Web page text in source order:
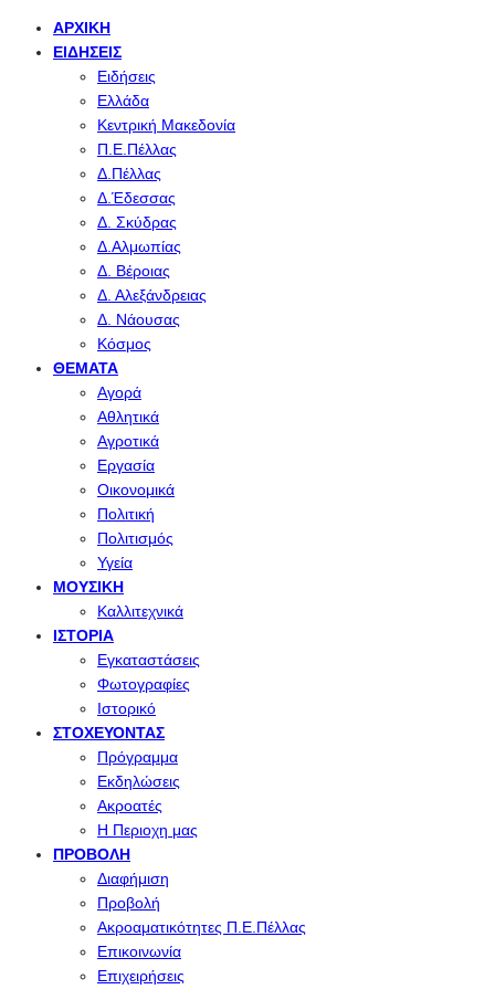
ΑΡΧΙΚΉ
ΕΙΔΉΣΕΙΣ
Ειδήσεις
Ελλάδα
Κεντρική Μακεδονία
Π.Ε.Πέλλας
Δ.Πέλλας
Δ.Έδεσσας
Δ. Σκύδρας
Δ.Αλμωπίας
Δ. Βέροιας
Δ. Αλεξάνδρειας
Δ. Νάουσας
Κόσμος
ΘΈΜΑΤΑ
Αγορά
Αθλητικά
Αγροτικά
Εργασία
Οικονομικά
Πολιτική
Πολιτισμός
Υγεία
ΜΟΥΣΙΚΉ
Καλλιτεχνικά
ΙΣΤΟΡΊΑ
Εγκαταστάσεις
Φωτογραφίες
Ιστορικό
ΣΤΟΧΕΎΟΝΤΑΣ
Πρόγραμμα
Εκδηλώσεις
Ακροατές
Η Περιοχη μας
ΠΡΟΒΟΛΉ
Διαφήμιση
Προβολή
Ακροαματικότητες Π.Ε.Πέλλας
Επικοινωνία
Επιχειρήσεις